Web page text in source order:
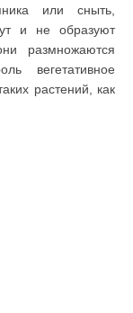
или сныть,
и не образуют
размножаются
вегетативное
растений, как